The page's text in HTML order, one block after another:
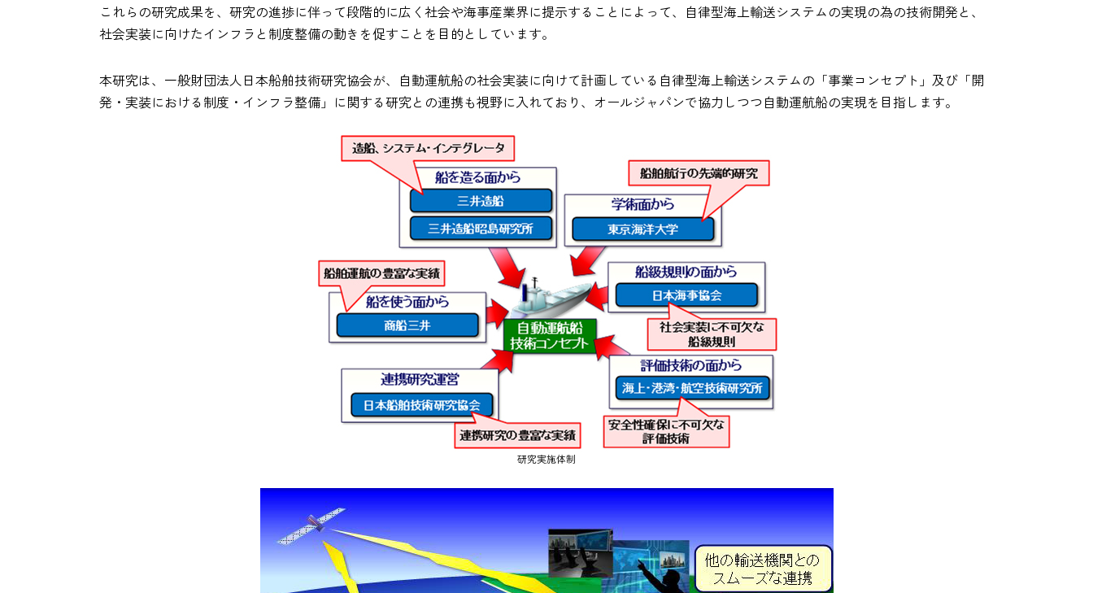
これらの研究成果を、研究の進捗に伴って段階的に広く社会や海事産業界に提示することによって、自律型海上輸送システムの実現の為の技術開発と、
社会実装に向けたインフラと制度整備の動きを促すことを目的としています。
本研究は、一般財団法人日本船舶技術研究協会が、自動運航船の社会実装に向けて計画している自律型海上輸送システムの「事業コンセプト」及び「開
発・実装における制度・インフラ整備」に関する研究との連携も視野に入れており、オールジャパンで協力しつつ自動運航船の実現を目指します。
研究実施体制